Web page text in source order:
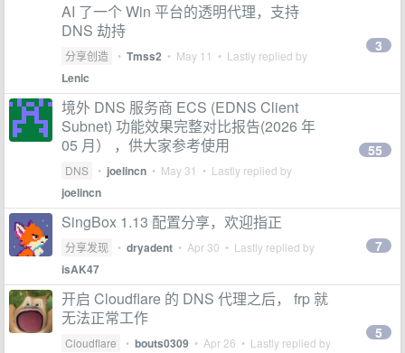
AI 了一个 Win 平台的透明代理，支持
DNS 劫持
分享创造 • Tmss2 • May 11 • Lastly replied by
Lenic
3
境外 DNS 服务商 ECS (EDNS Client
Subnet) 功能效果完整对比报告(2026 年
05 月） ，供大家参考使用
DNS • joelincn • May 31 • Lastly replied by
joelincn
55
SingBox 1.13 配置分享，欢迎指正
分享发现 • dryadent • Apr 30 • Lastly replied by
isAK47
7
开启 Cloudflare 的 DNS 代理之后， frp 就
无法正常工作
Cloudflare • bouts0309 • Apr 26 • Lastly replied by
5